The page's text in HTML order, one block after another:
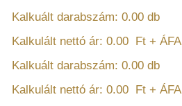
Kalkuált darabszám: 0.00 db
Kalkulált nettó ár: 0.00 Ft + ÁFA
Kalkuált darabszám: 0.00 db
Kalkulált nettó ár: 0.00 Ft + ÁFA